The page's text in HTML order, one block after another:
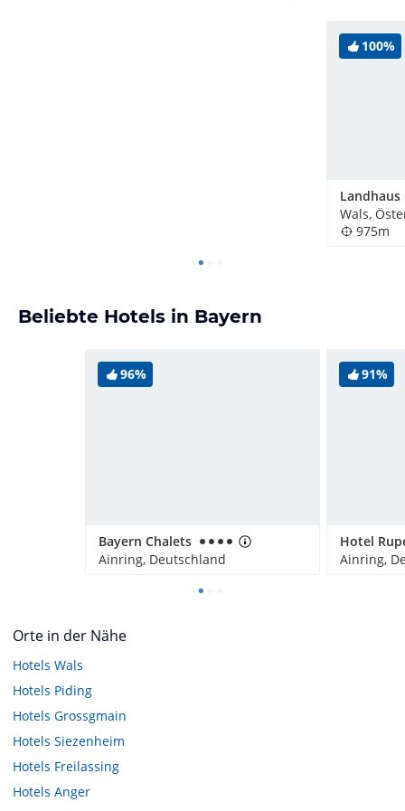
100%
Landhaus
Wals,
975m
Beliebte Hotels in Bayern
96%
Bayern Chalets
Ainring, Deutschland
91%
Hotel
Ainring,
Orte in der Nähe
Hotels Wals
Hotels Piding
Hotels Grossgmain
Hotels Siezenheim
Hotels Freilassing
Hotels Anger